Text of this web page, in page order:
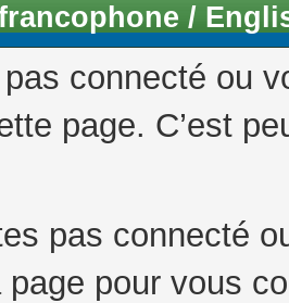
/
pas connecté ou
page. C’est
pas connecté
page pour vous